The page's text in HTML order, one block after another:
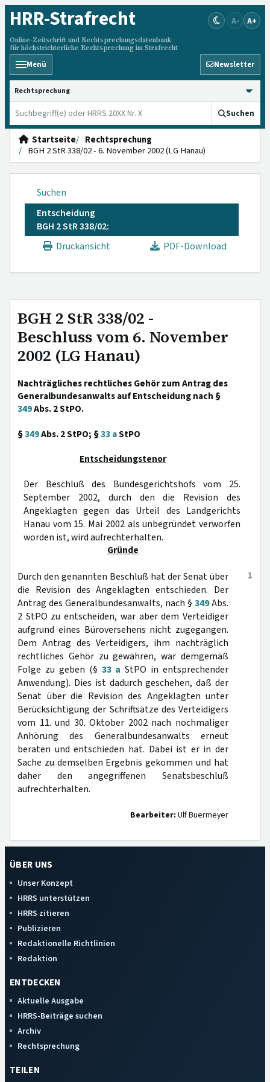
HRR-Strafrecht
Online-Zeitschrift und Rechtsprechungsdatenbank
für höchstrichterliche Rechtsprechung im Strafrecht
A- A+
Menü Newsletter
HRRS durchsuchen
Suchen
Startseite
Rechtsprechung
BGH 2 StR 338/02 - 6. November 2002 (LG Hanau)
Suchen
Entscheidung
BGH 2 StR 338/02:
Druckansicht
PDF-Download
BGH 2 StR 338/02 -
Beschluss vom 6. November
2002 (LG Hanau)
Nachträgliches rechtliches Gehör zum Antrag des
Generalbundesanwalts auf Entscheidung nach §
349Abs. 2 StPO.
§349Abs. 2 StPO; §33 aStPO
Entscheidungstenor
Der Beschluß des Bundesgerichtshofs vom 25.
September 2002, durch den die Revision des
Angeklagten gegen das Urteil des Landgerichts
Hanau vom 15. Mai 2002 als unbegründet verworfen
worden ist, wird aufrechterhalten.
Gründe
1
Durch den genannten Beschluß hat der Senat über
die Revision des Angeklagten entschieden. Der
Antrag des Generalbundesanwalts, nach § 349Abs.
2 StPO zu entscheiden, war aber dem Verteidiger
aufgrund eines Büroversehens nicht zugegangen.
Dem Antrag des Verteidigers, ihm nachträglich
rechtliches Gehör zu gewähren, war demgemäß
Folge zu geben (§ 33 a StPO in entsprechender
Anwendung). Dies ist dadurch geschehen, daß der
Senat über die Revision des Angeklagten unter
Berücksichtigung der Schriftsätze des Verteidigers
vom 11. und 30. Oktober 2002 nach nochmaliger
Anhörung des Generalbundesanwalts erneut
beraten und entschieden hat. Dabei ist er in der
Sache zu demselben Ergebnis gekommen und hat
daher den angegriffenen Senatsbeschluß
aufrechterhalten.
Bearbeiter: Ulf Buermeyer
ÜBER UNS
Unser Konzept
HRRS unterstützen
HRRS zitieren
Publizieren
Redaktionelle Richtlinien
Redaktion
ENTDECKEN
Aktuelle Ausgabe
HRRS-Beiträge suchen
Archiv
Rechtsprechung
TEILEN